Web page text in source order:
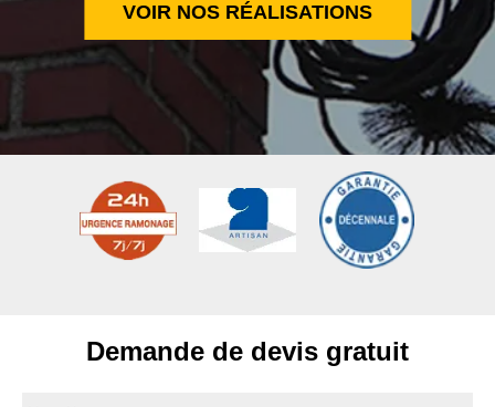
VOIR NOS RÉALISATIONS
Demande de devis gratuit